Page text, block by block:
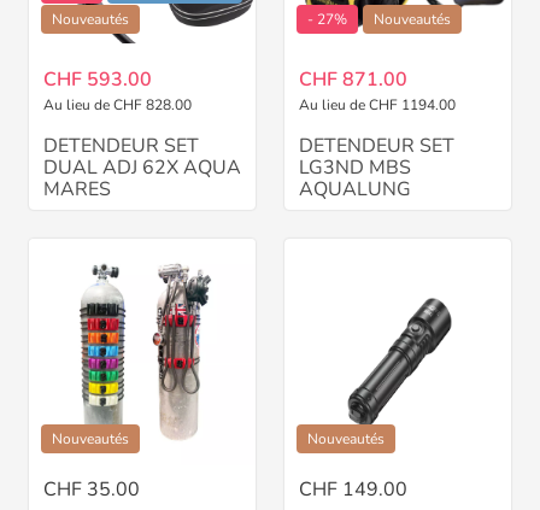
Nouveautés
CHF 593.00
Au lieu de CHF 828.00
DETENDEUR SET
DUAL ADJ 62X AQUA
MARES
- 27% Nouveautés
CHF 871.00
Au lieu de CHF 1194.00
DETENDEUR SET
LG3ND MBS
AQUALUNG
Nouveautés
CHF 35.00
Nouveautés
CHF 149.00